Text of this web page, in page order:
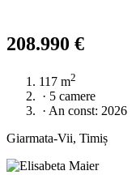
208.990 €
117 m2
· 5 camere
· An const: 2026
Giarmata-Vii, Timiș